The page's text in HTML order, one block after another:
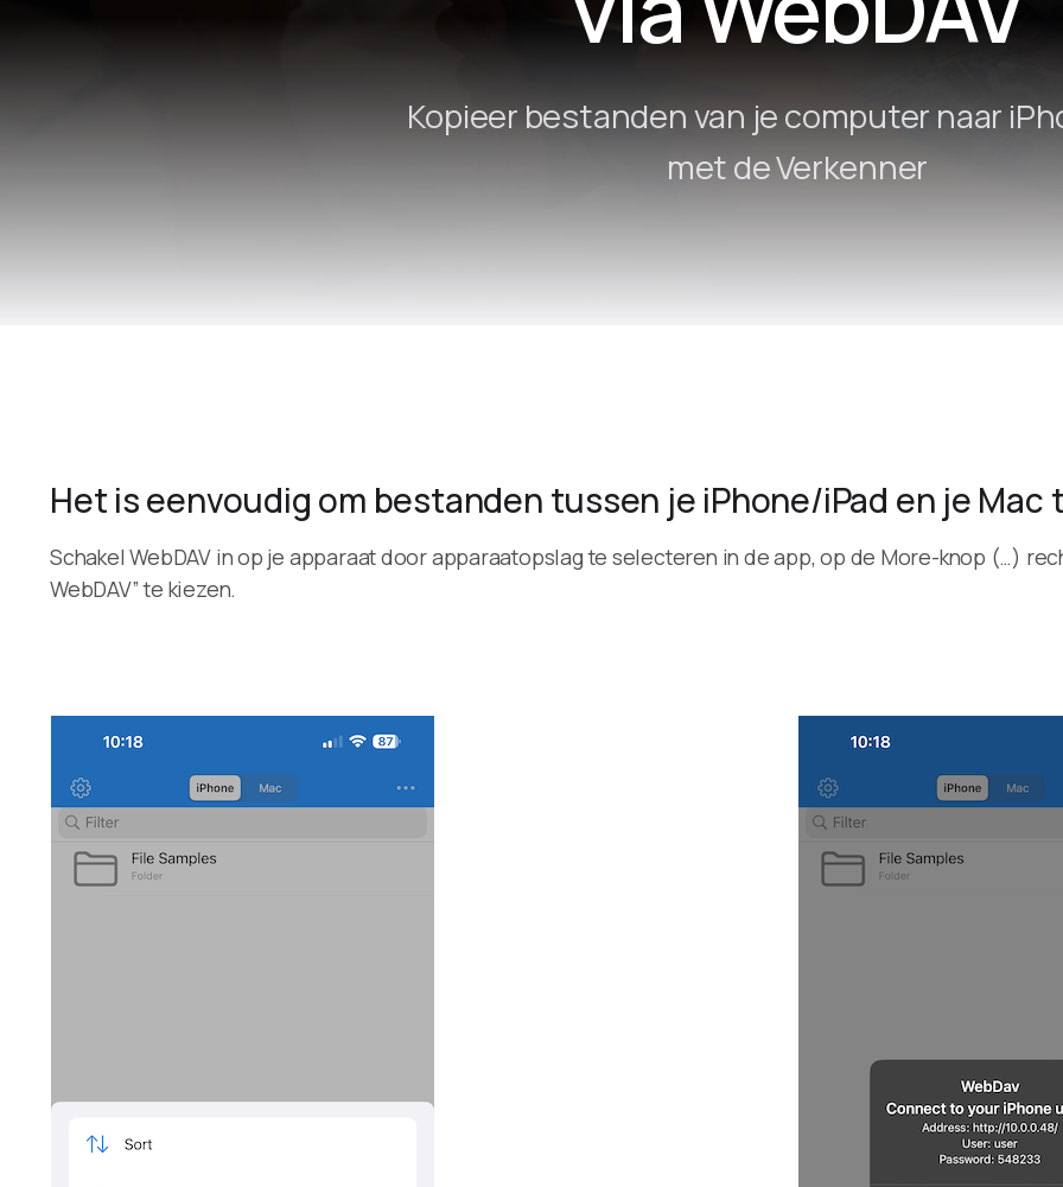
Remote Helper
macOS/Windows
Remote Control for TV
iOS/iPadOS
Kopieer bestanden van je computer naar
met de Verkenner
Het is eenvoudig om bestanden tussen je iPhone/iPad en je Mac
Schakel WebDAV in op je apparaat door apparaatopslag te selecteren in de app, op de More-knop (…)
WebDAV” te kiezen.